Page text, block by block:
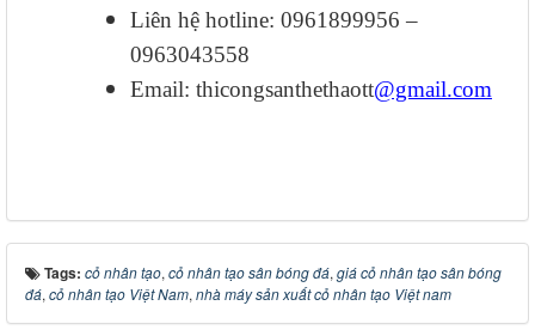
Liên hệ hotline: 0961899956 –
0963043558
Email: thicongsanthethaott@gmail.com
Tags: cỏ nhân tạo, cỏ nhân tạo sân bóng đá, giá cỏ nhân tạo sân bóng
đá, cỏ nhân tạo Việt Nam, nhà máy sản xuất cỏ nhân tạo Việt nam